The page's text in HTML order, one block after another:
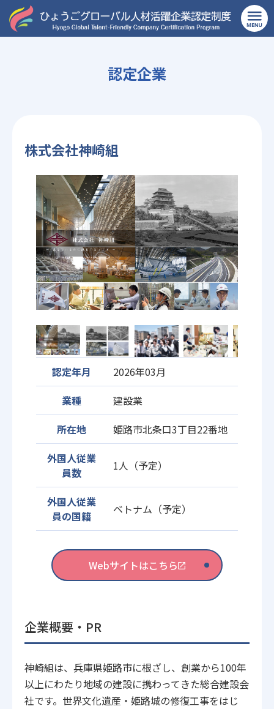
TOP > 建設業 > 株式会社神崎組
認定企業
株式会社神崎組
認定年月
2026年03月
業種
建設業
所在地
姫路市北条口3丁目22番地
外国人従業
員数
1人（予定）
外国人従業
員の国籍
ベトナム（予定）
Webサイトはこちら
企業概要・PR
神崎組は、兵庫県姫路市に根ざし、創業から100年
以上にわたり地域の建設に携わってきた総合建設会
社です。世界文化遺産・姫路城の修復工事をはじ